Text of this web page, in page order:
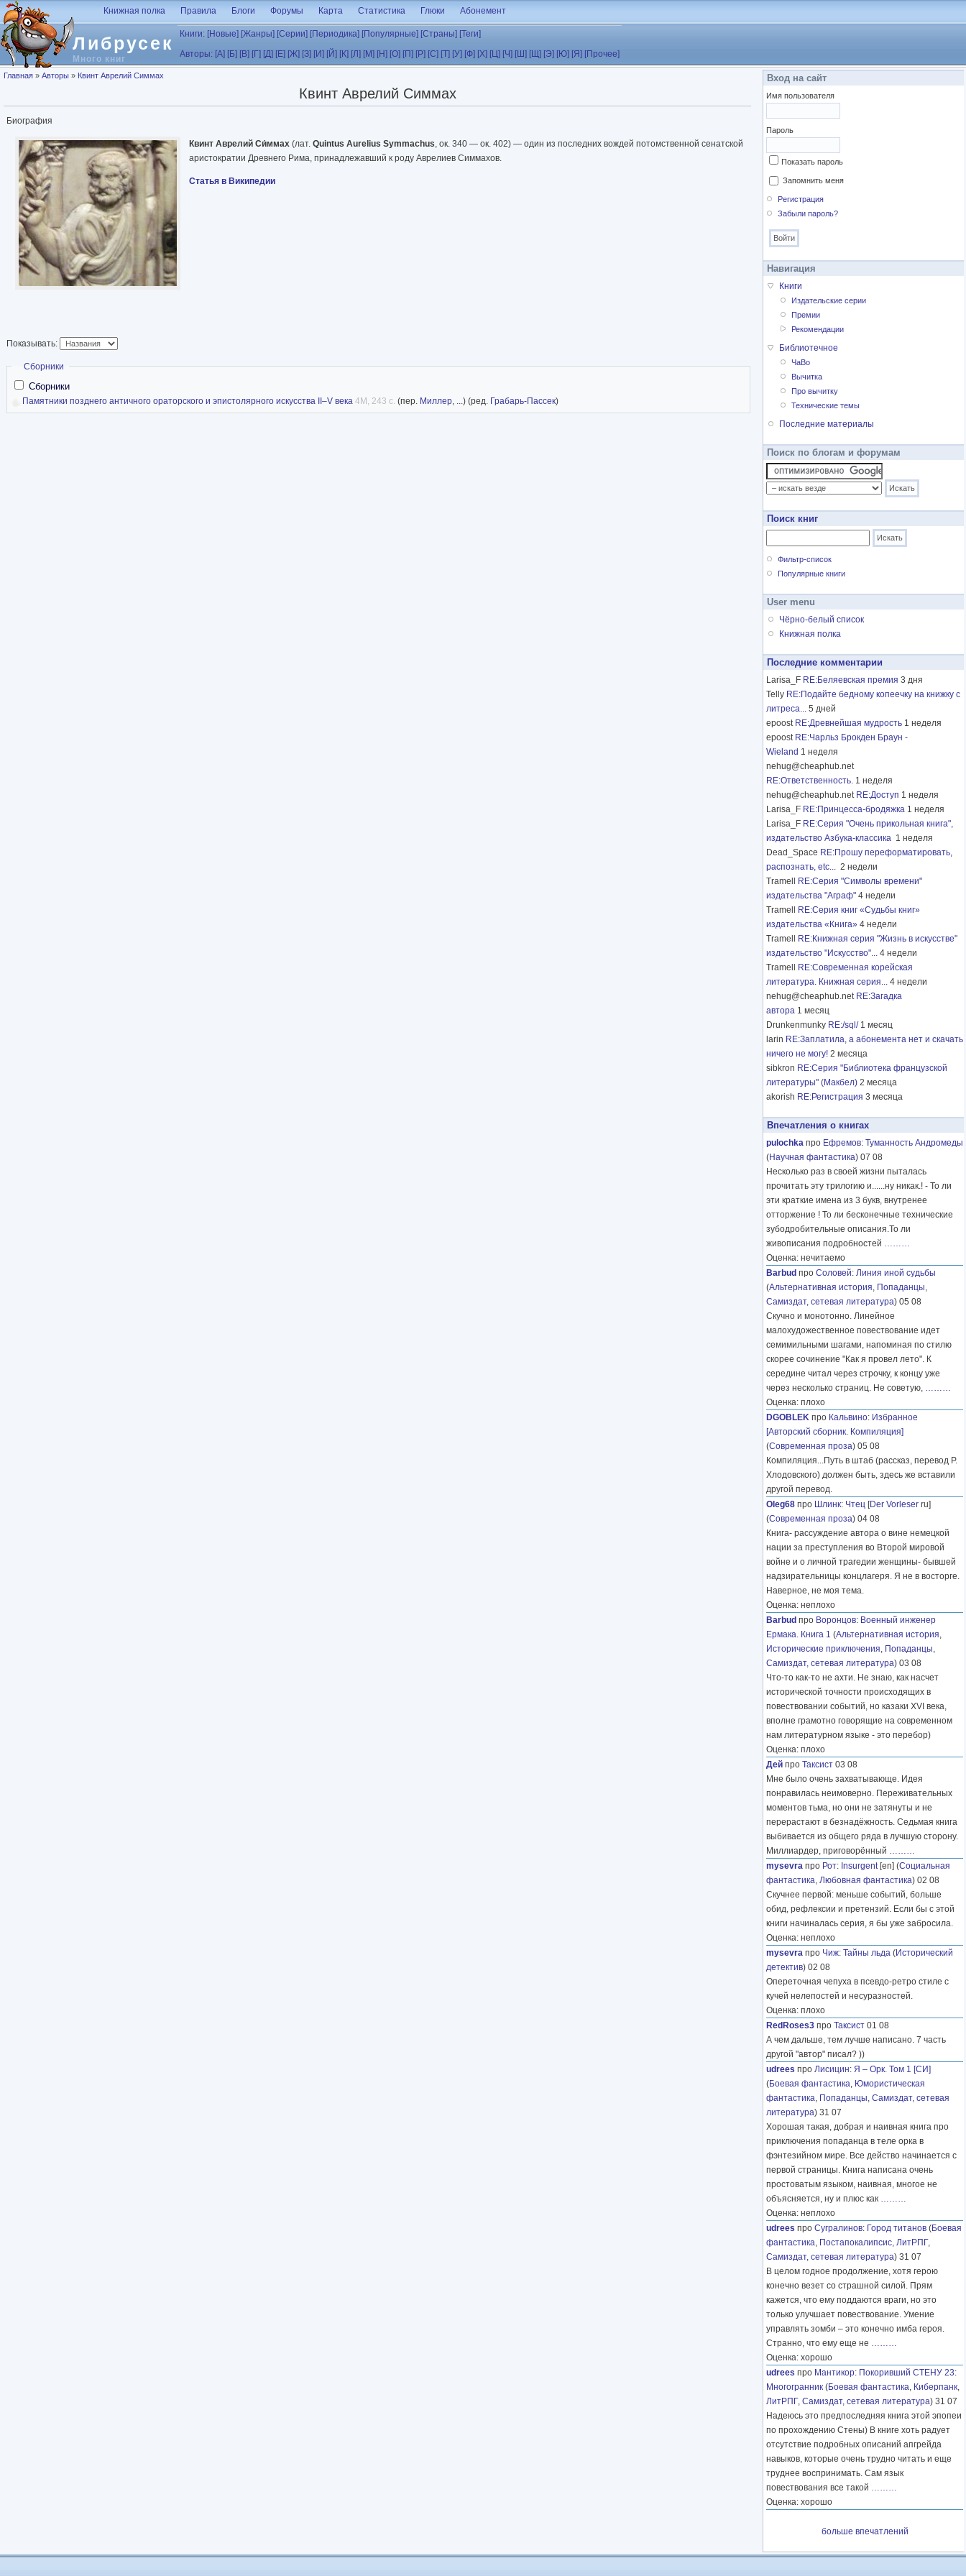
Перейти к основному содержанию
Либрусек
Много книг
Книжная полка Правила Блоги Форумы Карта Статистика Глюки Абонемент
Книги: [Новые] [Жанры] [Серии] [Периодика] [Популярные] [Страны] [Теги]
Авторы: [А] [Б] [В] [Г] [Д] [Е] [Ж] [З] [И] [Й] [К] [Л] [М] [Н] [О] [П] [Р] [С] [Т] [У] [Ф] [Х] [Ц] [Ч] [Ш] [Щ] [Э] [Ю] [Я] [Прочее]
Вы здесь
Главная » Авторы » Квинт Аврелий Симмах
Квинт Аврелий Симмах
Биография
Квинт Аврелий Си́ммах (лат. Quintus Aurelius Symmachus, ок. 340 — ок. 402) — один из последних вождей потомственной сенатской
аристократии Древнего Рима, принадлежавший к роду Аврелиев Симмахов.
Статья в Википедии
Показывать:
Скрыть
Сборники
Сборники
Памятники позднего античного ораторского и эпистолярного искусства II–V века 4M, 243 с. (пер. Миллер, ...) (ред. Грабарь-Пассек)
Вход на сайт
Имя пользователя
Пароль
Показать пароль
Запомнить меня
Регистрация
Забыли пароль?
Навигация
Книги
Издательские серии
Премии
Рекомендации
Библиотечное
ЧаВо
Вычитка
Про вычитку
Технические темы
Последние материалы
Поиск по блогам и форумам
Поиск книг
Фильтр-список
Популярные книги
User menu
Чёрно-белый список
Книжная полка
Последние комментарии
Larisa_F RE:Беляевская премия 3 дня
Telly RE:Подайте бедному копеечку на книжку с
литреса... 5 дней
epoost RE:Древнейшая мудрость 1 неделя
epoost RE:Чарльз Брокден Браун -
Wieland 1 неделя
nehug@cheaphub.net
RE:Ответственность. 1 неделя
nehug@cheaphub.net RE:Доступ 1 неделя
Larisa_F RE:Принцесса-бродяжка 1 неделя
Larisa_F RE:Серия "Очень прикольная книга",
издательство Азбука-классика 1 неделя
Dead_Space RE:Прошу переформатировать,
распознать, etc... 2 недели
Tramell
RE:Серия "Символы времени"
издательства "Аграф" 4 недели
Tramell
RE:Серия книг «Судьбы книг»
издательства «Книга» 4 недели
Tramell
RE:Книжная серия "Жизнь в искусстве"
издательство "Искусство"... 4 недели
Tramell
RE:Современная корейская
литература. Книжная серия... 4 недели
nehug@cheaphub.net RE:Загадка
автора 1 месяц
Drunkenmunky RE:/sql/ 1 месяц
larin RE:Заплатила, а абонемента нет и скачать
ничего не могу! 2 месяца
sibkron RE:Серия "Библиотека французской
литературы" (Макбел) 2 месяца
akorish RE:Регистрация 3 месяца
Впечатления о книгах
pulochka про Ефремов: Туманность Андромеды
(Научная фантастика) 07 08
Несколько раз в своей жизни пыталась
прочитать эту трилогию и......ну никак.! - То ли
эти краткие имена из 3 букв, внутренее
отторжение ! То ли бесконечные технические
зубодробительные описания.То ли
живописания подробностей ………
Оценка: нечитаемо
Barbud про Соловей: Линия иной судьбы
(Альтернативная история, Попаданцы,
Самиздат, сетевая литература) 05 08
Скучно и монотонно. Линейное
малохудожественное повествование идет
семимильными шагами, напоминая по стилю
скорее сочинение "Как я провел лето". К
середине читал через строчку, к концу уже
через несколько страниц. Не советую, ………
Оценка: плохо
DGOBLEK про Кальвино: Избранное
[Авторский сборник. Компиляция]
(Современная проза) 05 08
Компиляция...Путь в штаб (рассказ, перевод Р.
Хлодовского) должен быть, здесь же вставили
другой перевод.
Oleg68 про Шлинк: Чтец [Der Vorleser ru]
(Современная проза) 04 08
Книга- рассуждение автора о вине немецкой
нации за преступления во Второй мировой
войне и о личной трагедии женщины- бывшей
надзирательницы концлагеря. Я не в восторге.
Наверное, не моя тема.
Оценка: неплохо
Barbud про Воронцов: Военный инженер
Ермака. Книга 1 (Альтернативная история,
Исторические приключения, Попаданцы,
Самиздат, сетевая литература) 03 08
Что-то как-то не ахти. Не знаю, как насчет
исторической точности происходящих в
повествовании событий, но казаки XVI века,
вполне грамотно говорящие на современном
нам литературном языке - это перебор)
Оценка: плохо
Дей про Таксист 03 08
Мне было очень захватывающе. Идея
понравилась неимоверно. Переживательных
моментов тьма, но они не затянуты и не
перерастают в безнадёжность. Седьмая книга
выбивается из общего ряда в лучшую сторону.
Миллиардер, приговорённый ………
mysevra про Рот: Insurgent[en] (Социальная
фантастика, Любовная фантастика) 02 08
Скучнее первой: меньше событий, больше
обид, рефлексии и претензий. Если бы с этой
книги начиналась серия, я бы уже забросила.
Оценка: неплохо
mysevra про Чиж: Тайны льда (Исторический
детектив) 02 08
Опереточная чепуха в псевдо-ретро стиле с
кучей нелепостей и несуразностей.
Оценка: плохо
RedRoses3 про Таксист 01 08
А чем дальше, тем лучше написано. 7 часть
другой "автор" писал? ))
udrees про Лисицин: Я – Орк. Том 1 [СИ]
(Боевая фантастика, Юмористическая
фантастика, Попаданцы, Самиздат, сетевая
литература) 31 07
Хорошая такая, добрая и наивная книга про
приключения попаданца в теле орка в
фэнтезийном мире. Все действо начинается с
первой страницы. Книга написана очень
простоватым языком, наивная, многое не
объясняется, ну и плюс как ………
Оценка: неплохо
udrees про Сугралинов: Город титанов (Боевая
фантастика, Постапокалипсис, ЛитРПГ,
Самиздат, сетевая литература) 31 07
В целом годное продолжение, хотя герою
конечно везет со страшной силой. Прям
кажется, что ему поддаются враги, но это
только улучшает повествование. Умение
управлять зомби – это конечно имба героя.
Странно, что ему еще не ………
Оценка: хорошо
udrees про Мантикор: Покоривший СТЕНУ 23:
Многогранник (Боевая фантастика, Киберпанк,
ЛитРПГ, Самиздат, сетевая литература) 31 07
Надеюсь это предпоследняя книга этой эпопеи
по прохождению Стены) В книге хоть радует
отсутствие подробных описаний апгрейда
навыков, которые очень трудно читать и еще
труднее воспринимать. Сам язык
повествования все такой ………
Оценка: хорошо
больше впечатлений